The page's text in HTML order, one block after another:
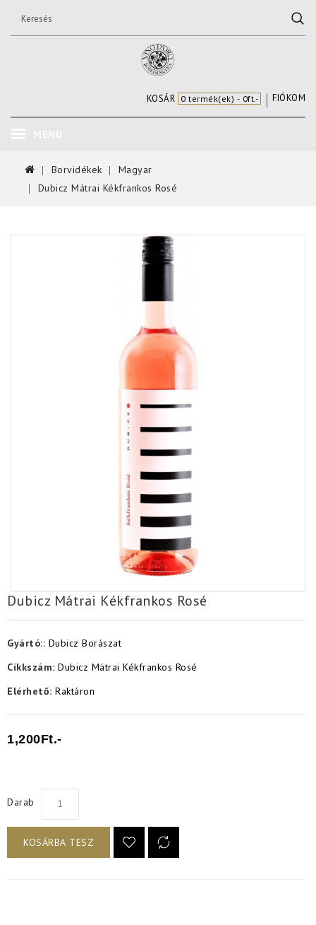
FIÓKOM
KOSÁR 0 termék(ek) - 0ft.-
Borvidékek
Magyar
Dubicz Mátrai Kékfrankos Rosé
Dubicz Mátrai Kékfrankos Rosé
Gyártó:: Dubicz Borászat
Cikkszám: Dubicz Mátrai Kékfrankos Rosé
Elérhető: Raktáron
1,200Ft.-
Darab
KOSÁRBA TESZ